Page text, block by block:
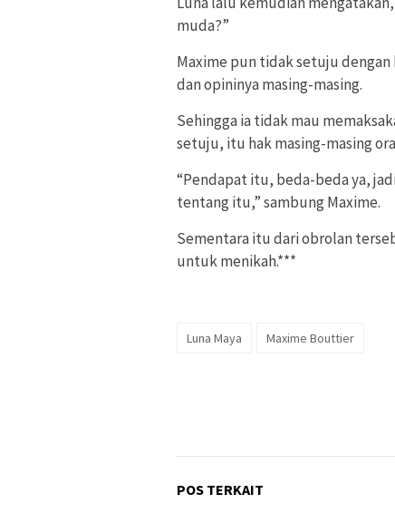
muda?”
Maxime pun tidak setuju
dan opininya masing-masing.
Sehingga ia tidak mau
setuju, itu hak masing-masing
“Pendapat itu, beda-beda ya,
tentang itu,” sambung Maxime.
Sementara itu dari obrolan
untuk menikah.***
Luna Maya Maxime Bouttier
POS TERKAIT